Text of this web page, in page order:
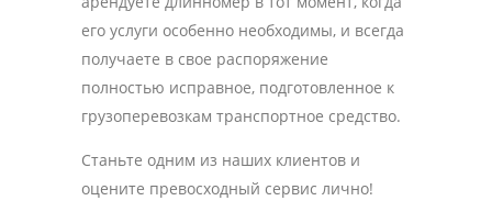
его услуги особенно необходимы, и всегда
получаете в свое распоряжение
полностью исправное, подготовленное к
грузоперевозкам транспортное средство.
Станьте одним из наших клиентов и
оцените превосходный сервис лично!